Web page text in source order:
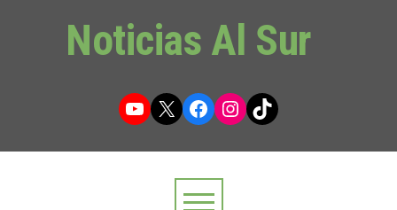
Noticias Al Sur
YouTube
X Facebook
Instagram
TikTok